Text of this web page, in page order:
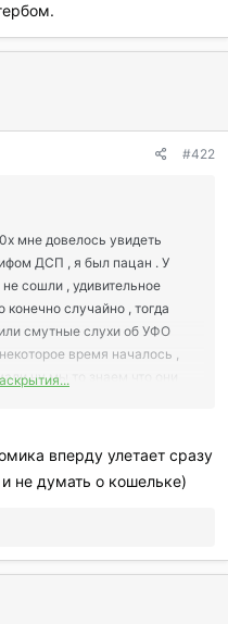
#422
мне довелось увидеть
ДСП , я был пацан . У
сошли , удивительное
случайно , тогда
смутные слухи об УФО
время началось ,
ну мы то знаем что они
, пенсии прогадят
или пророки ну
на скан с мелованной
вперду улетает сразу
не думать о кошельке)